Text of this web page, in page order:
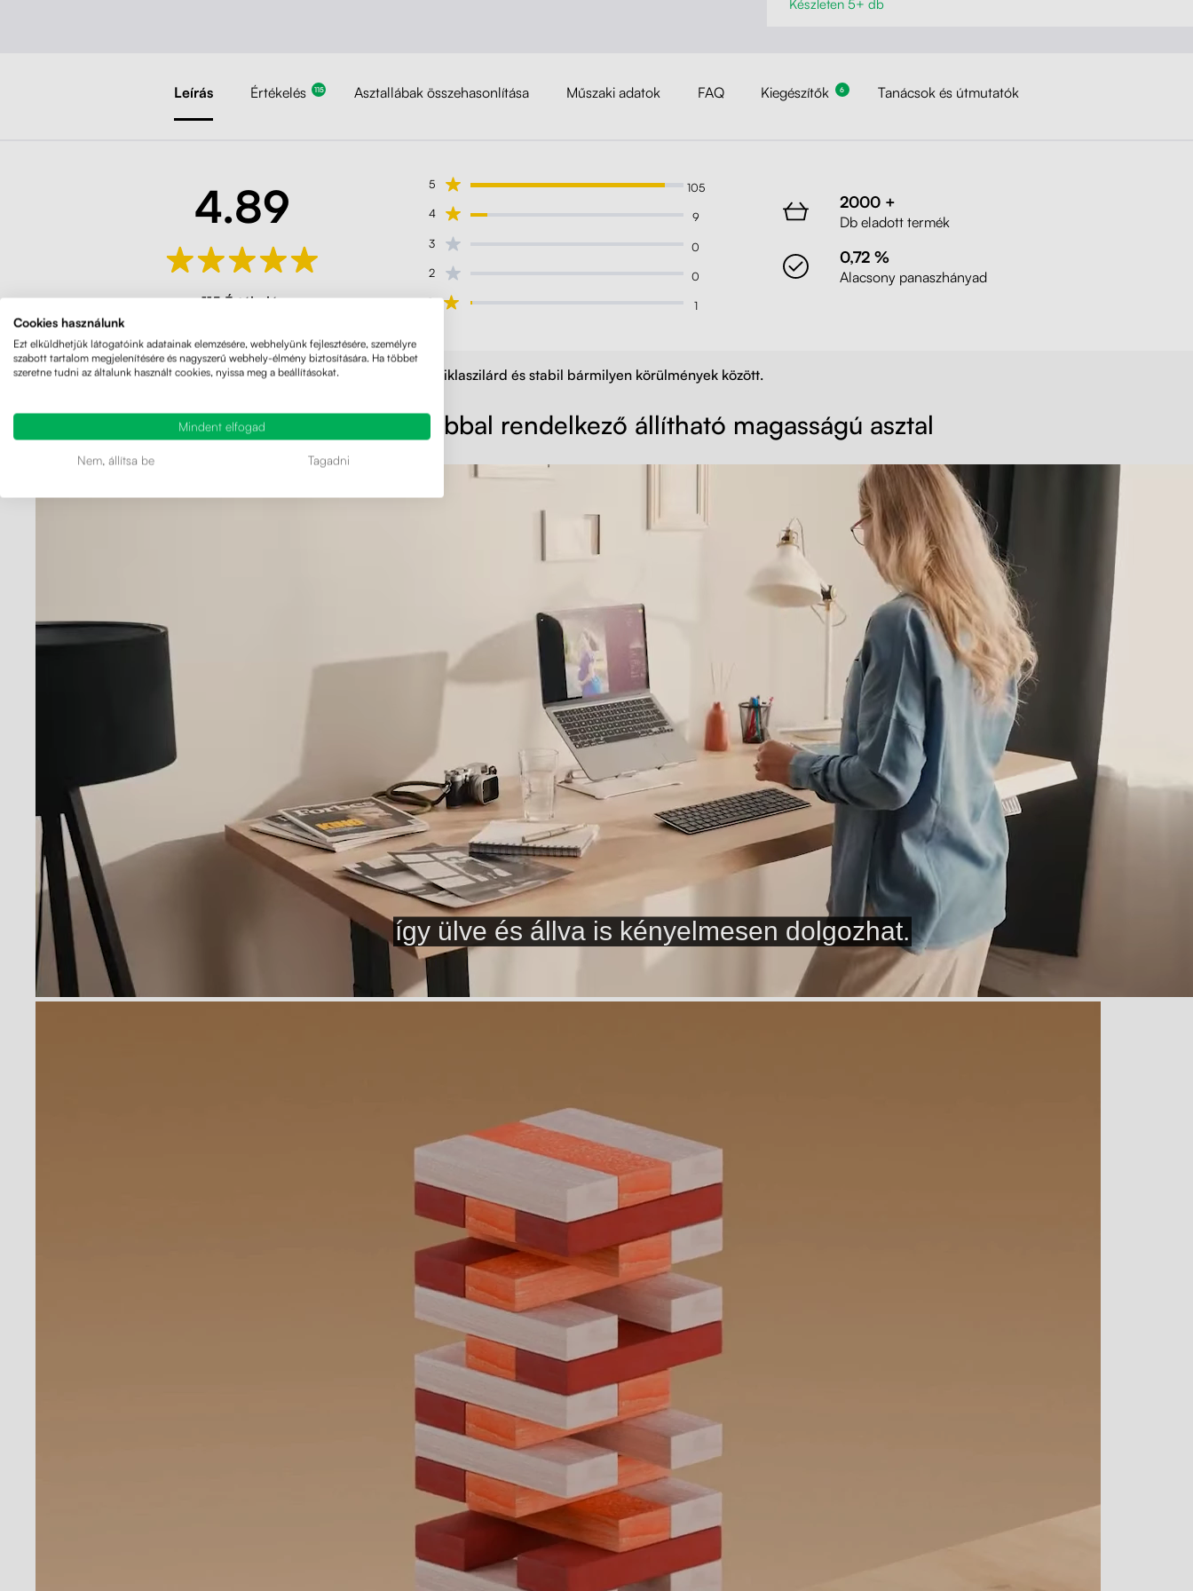
Készleten 5+ db
Leírás Értékelés 115 Asztallábak összehasonlítása Műszaki adatok FAQ Kiegészítők 6 Tanácsok és útmutatók
4.89
115 Értékelés
5
105
4
9
3
0
2
0
1
1
2000 +
Db eladott termék
0,72 %
Alacsony panaszhányad
Sziklaszilárd és stabil bármilyen körülmények között.
Négy masszív lábbal rendelkező állítható magasságú asztal
Cookies használunk
Ezt elküldhetjük látogatóink adatainak elemzésére, webhelyünk fejlesztésére, személyre
szabott tartalom megjelenítésére és nagyszerű webhely-élmény biztosítására. Ha többet
szeretne tudni az általunk használt cookies, nyissa meg a beállításokat.
Mindent elfogad
Nem, állítsa be Tagadni